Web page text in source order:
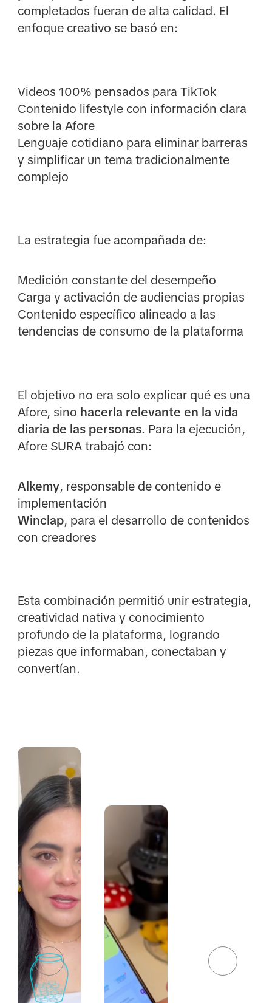
completados fueran de alta calidad. El
enfoque creativo se basó en:
Videos 100% pensados para TikTok
Contenido lifestyle con información clara
sobre la Afore
Lenguaje cotidiano para eliminar barreras
y simplificar un tema tradicionalmente
complejo
La estrategia fue acompañada de:
Medición constante del desempeño
Carga y activación de audiencias propias
Contenido específico alineado a las
tendencias de consumo de la plataforma
El objetivo no era solo explicar qué es una
Afore, sino hacerla relevante en la vida
diaria de las personas. Para la ejecución,
Afore SURA trabajó con:
Alkemy, responsable de contenido e
implementación
Winclap, para el desarrollo de contenidos
con creadores
Esta combinación permitió unir estrategia,
creatividad nativa y conocimiento
profundo de la plataforma, logrando
piezas que informaban, conectaban y
convertían.